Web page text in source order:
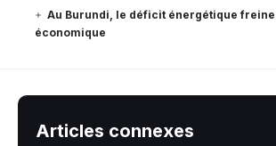
Au Burundi, le déficit énergétique
économique
Articles connexes